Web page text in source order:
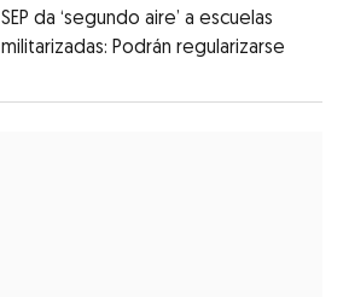
SEP da ‘segundo aire’ a escuelas
militarizadas: Podrán regularizarse